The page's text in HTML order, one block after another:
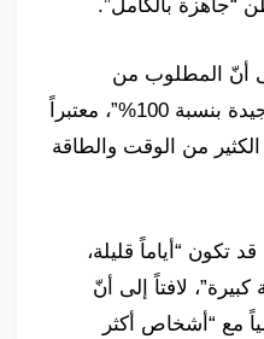
“جاهزة بالكامل”.
أنّ المطلوب من
طهران هو “إجابات كاملة وجيدة بنسبة 100%”، معتبراً
من الوقت والطاقة
تكون “أياماً قليلة،
لافتاً إلى أنّ
مع “أشخاص أكثر